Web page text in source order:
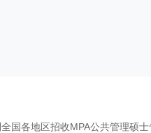
国各地区招收MPA公共管理硕